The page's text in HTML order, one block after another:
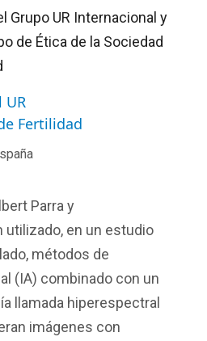
Grupo UR Internacional y
de Ética de la Sociedad
UR
Fertilidad
Parra y
utilizado, en un estudio
métodos de
(IA) combinado con un
llamada hiperespectral
imágenes con